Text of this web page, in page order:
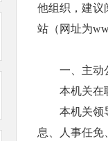
他组织，建议
站（网址为
一、主动
本机关在
本机关领
息、人事任免